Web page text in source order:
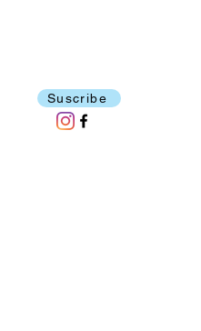
Suscribe